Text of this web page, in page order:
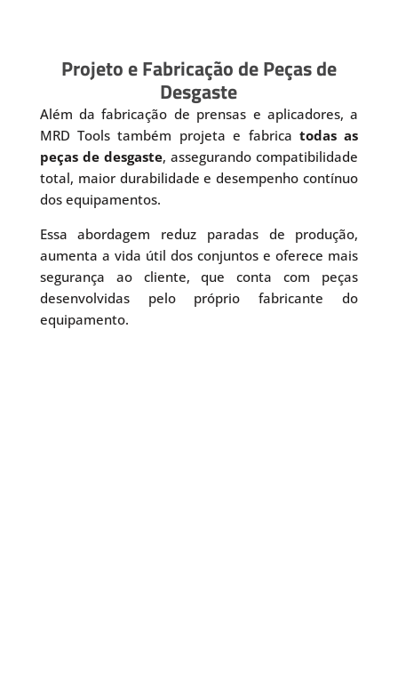
Projeto e Fabricação de Peças de
Desgaste
Além da fabricação de prensas e aplicadores, a
MRD Tools também projeta e fabrica todas as
peças de desgaste, assegurando compatibilidade
total, maior durabilidade e desempenho contínuo
dos equipamentos.
Essa abordagem reduz paradas de produção,
aumenta a vida útil dos conjuntos e oferece mais
segurança ao cliente, que conta com peças
desenvolvidas pelo próprio fabricante do
equipamento.